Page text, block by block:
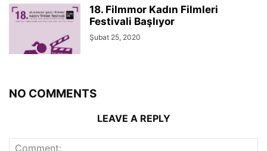
18. Filmmor Kadın Filmleri
Festivali Başlıyor
Şubat 25, 2020
NO COMMENTS
LEAVE A REPLY